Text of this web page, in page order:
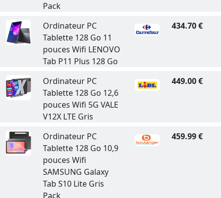
Pack
Ordinateur PC
Tablette 128 Go 11
pouces Wifi LENOVO
Tab P11 Plus 128 Go
434.70 €
Ordinateur PC
Tablette 128 Go 12,6
pouces Wifi 5G VALE
V12X LTE Gris
449.00 €
Ordinateur PC
Tablette 128 Go 10,9
pouces Wifi
SAMSUNG Galaxy
Tab S10 Lite Gris
Pack
459.99 €